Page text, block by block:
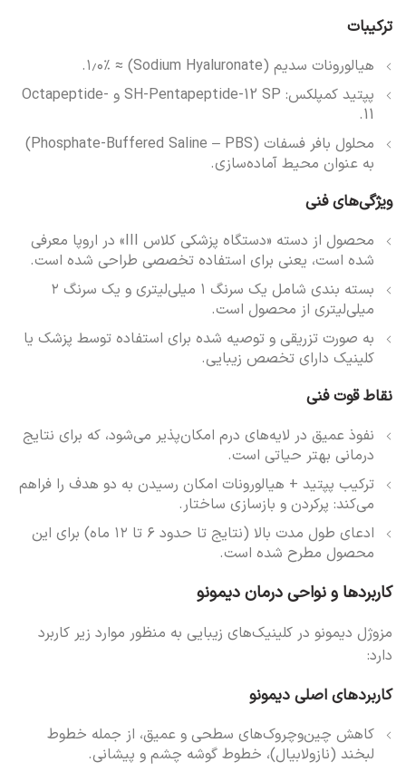
ترکیبات
هیالورونات سدیم (Sodium Hyaluronate) ≈ ۱٫۰٪.
پپتید کمپلکس: SH-Pentapeptide-12 SP و Octapeptide-
11.
محلول بافر فسفات (Phosphate-Buffered Saline – PBS)
به عنوان محیط آماده‌سازی.
ویژگی‌های فنی
محصول از دسته «دستگاه پزشکی کلاس III» در اروپا معرفی
شده است، یعنی برای استفاده تخصصی طراحی شده است.
بسته بندی شامل یک سرنگ ۱ میلی‌لیتری و یک سرنگ ۲
میلی‌لیتری از محصول است.
به صورت تزریقی و توصیه شده برای استفاده توسط پزشک یا
کلینیک دارای تخصص زیبایی.
نقاط قوت فنی
نفوذ عمیق در لایه‌های درم امکان‌پذیر می‌شود، که برای نتایج
درمانی بهتر حیاتی است.
ترکیب پپتید + هیالورونات امکان رسیدن به دو هدف را فراهم
می‌کند: پرکردن و بازسازی ساختار.
ادعای طول مدت بالا (نتایج تا حدود ۶ تا ۱۲ ماه) برای این
محصول مطرح شده است.
کاربردها و نواحی درمان دیمونو
مزوژل دیمونو در کلینیک‌های زیبایی به منظور موارد زیر کاربرد
دارد:
کاربردهای اصلی دیمونو
کاهش چین‌وچروک‌های سطحی و عمیق، از جمله خطوط
لبخند (نازولابیال)، خطوط گوشه چشم و پیشانی.